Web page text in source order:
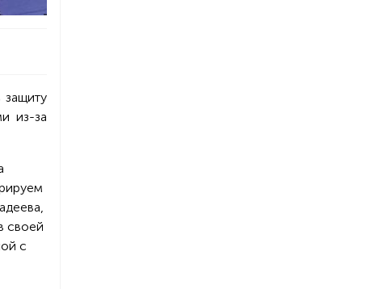
защиту
из-за
своей
с